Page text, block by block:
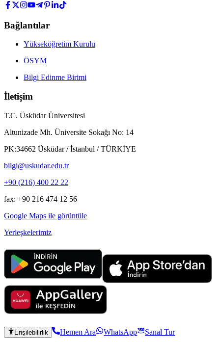
Bağlantılar
Yükseköğretim Kurulu
ÖSYM
Bilgi Edinme Birimi
İletişim
T.C. Üsküdar Üniversitesi
Altunizade Mh. Üniversite Sokağı No: 14
PK:34662 Üsküdar / İstanbul / TÜRKİYE
bilgi@uskudar.edu.tr
+90 (216) 400 22 22
fax: +90 216 474 12 56
Google Maps ile görüntüle
Yerleşkelerimiz
Erişilebilirlik Hemen Ara WhatsApp Sanal Tur